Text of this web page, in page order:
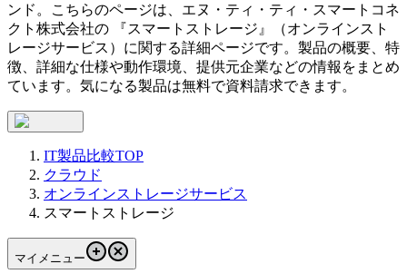
ンド。こちらのページは、 エヌ・ティ・ティ・スマートコネ
クト株式会社の 『スマートストレージ 』（オンラインスト
レージサービス ）に関する詳細ページです。製品の概要、特
徴、詳細な仕様や動作環境、提供元企業などの情報をまとめ
ています。気になる製品は無料で資料請求できます。
IT製品比較TOP
クラウド
オンラインストレージサービス
スマートストレージ
マイメニュー